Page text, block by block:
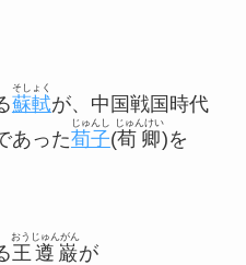
蘇軾
そしょく
が、中国戦国時代
あった荀子
じゅんし
(荀卿
じゅんけい
)を
王遵巌
おうじゅんがん
が